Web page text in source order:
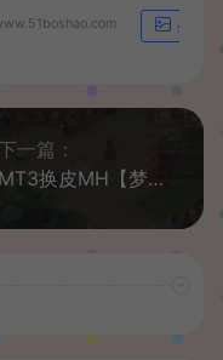
生成海
一篇：
MT3换皮MH【梦西游】最新整理Linux手工服务端+安卓苹果双端+GM后台+详细搭建教程